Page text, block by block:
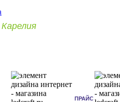
Карелия
ПРАЙС